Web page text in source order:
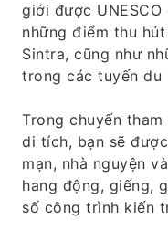
giới được
những điểm thu
Sintra, cũng như
trong các tuyến du
Trong chuyến
di tích, bạn sẽ
mạn, nhà nguyện
hang động, giếng,
số công trình kiến